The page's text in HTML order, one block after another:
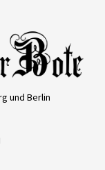
und Berlin